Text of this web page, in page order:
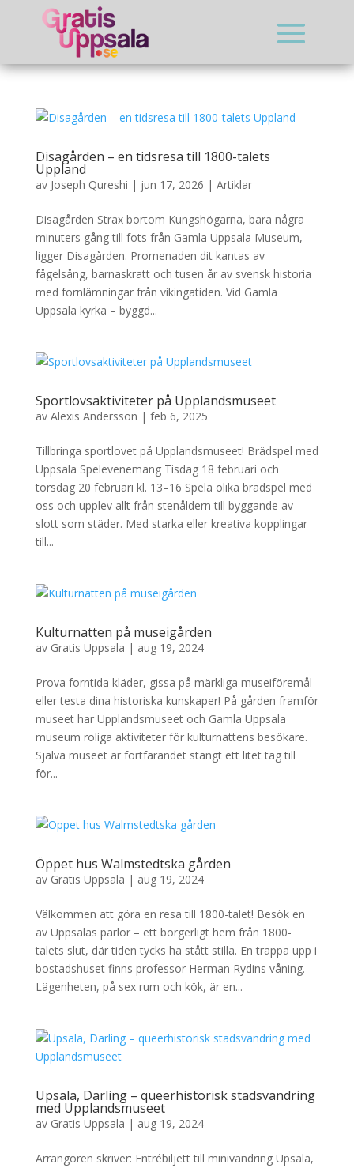
Disagården – en tidsresa till 1800-talets
Uppland
av Joseph Qureshi | jun 17, 2026 | Artiklar
Disagården Strax bortom Kungshögarna, bara några
minuters gång till fots från Gamla Uppsala Museum,
ligger Disagården. Promenaden dit kantas av
fågelsång, barnaskratt och tusen år av svensk historia
med fornlämningar från vikingatiden. Vid Gamla
Uppsala kyrka – byggd...
Sportlovsaktiviteter på Upplandsmuseet
av Alexis Andersson | feb 6, 2025
Tillbringa sportlovet på Upplandsmuseet! Brädspel med
Uppsala Spelevenemang Tisdag 18 februari och
torsdag 20 februari kl. 13–16 Spela olika brädspel med
oss och upplev allt från stenåldern till byggande av
slott som städer. Med starka eller kreativa kopplingar
till...
Kulturnatten på museigården
av Gratis Uppsala | aug 19, 2024
Prova forntida kläder, gissa på märkliga museiföremål
eller testa dina historiska kunskaper! På gården framför
museet har Upplandsmuseet och Gamla Uppsala
museum roliga aktiviteter för kulturnattens besökare.
Själva museet är fortfarandet stängt ett litet tag till
för...
Öppet hus Walmstedtska gården
av Gratis Uppsala | aug 19, 2024
Välkommen att göra en resa till 1800-talet! Besök en
av Uppsalas pärlor – ett borgerligt hem från 1800-
talets slut, där tiden tycks ha stått stilla. En trappa upp i
bostadshuset finns professor Herman Rydins våning.
Lägenheten, på sex rum och kök, är en...
Upsala, Darling – queerhistorisk stadsvandring
med Upplandsmuseet
av Gratis Uppsala | aug 19, 2024
Arrangören skriver: Entrébiljett till minivandring Upsala,